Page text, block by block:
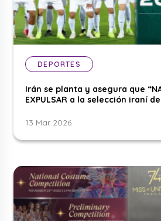
DEPORTES
Irán se planta y asegura que
EXPULSAR a la selección iraní
13 Mar 2026